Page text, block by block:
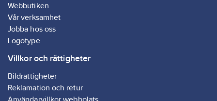
Webbutiken
Vår verksamhet
Jobba hos oss
Logotype
Villkor och rättigheter
Bildrättigheter
Reklamation och retur